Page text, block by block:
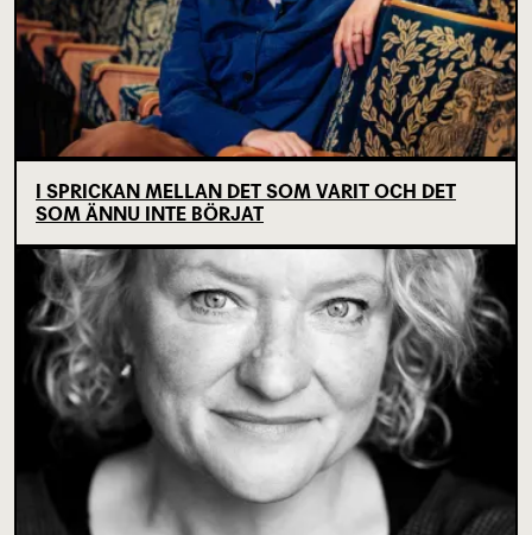
I SPRICKAN MELLAN DET SOM VARIT OCH DET
SOM ÄNNU INTE BÖRJAT